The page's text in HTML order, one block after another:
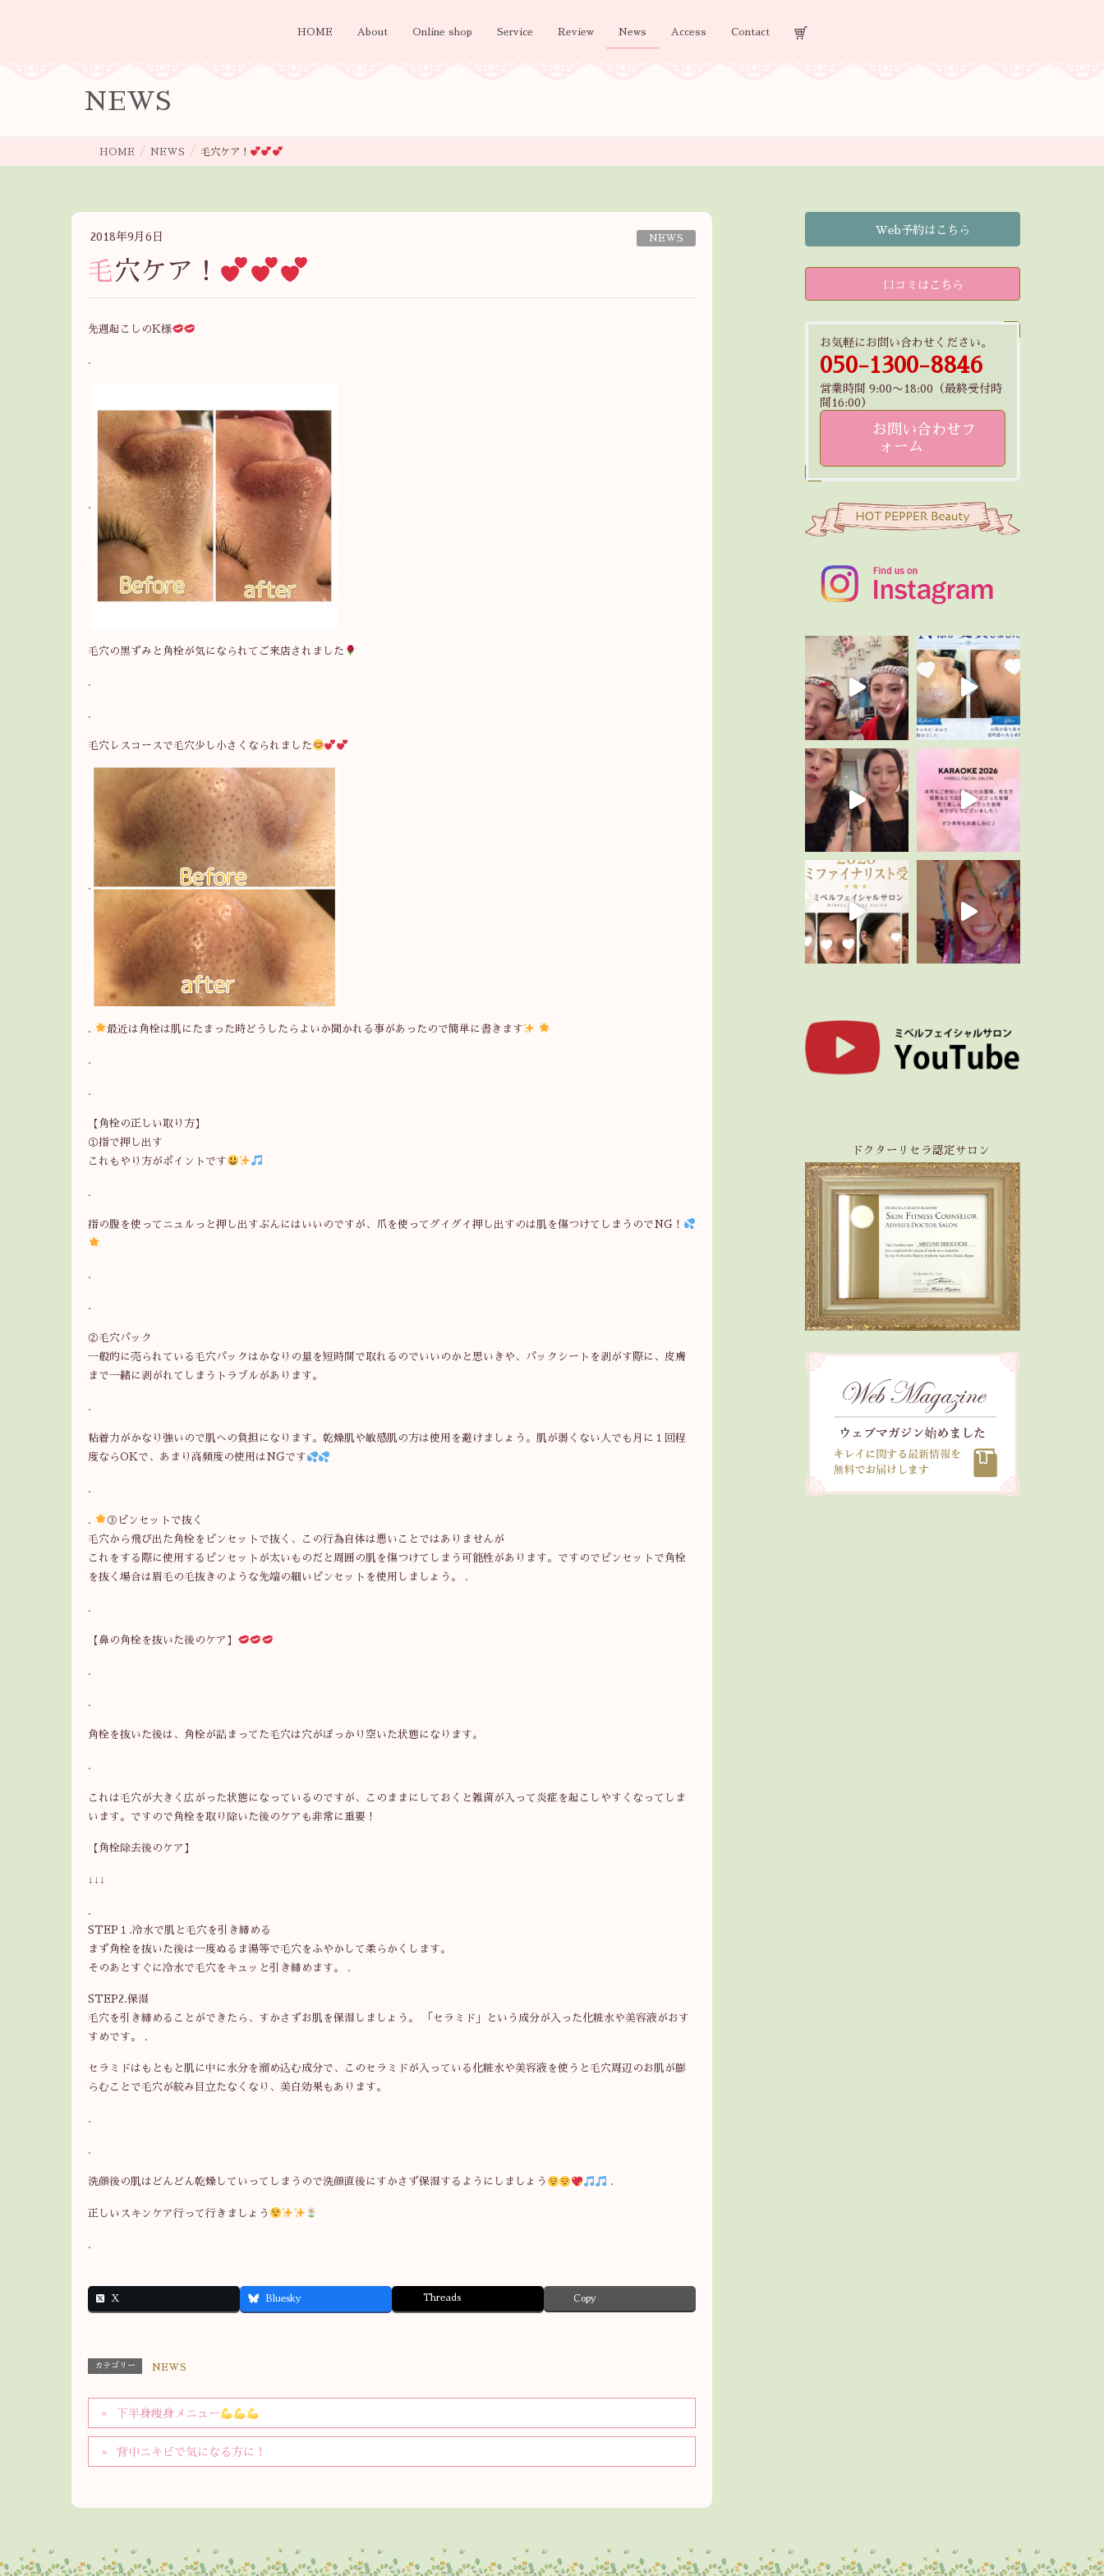
HOME About Online shop Service Review News Access Contact
NEWS
HOME NEWS 毛穴ケア！
2018年9月6日 NEWS
毛穴ケア！
先週起こしのK様
.
.
毛穴の黒ずみと角栓が気になられてご来店されました
.
.
毛穴レスコースで毛穴少し小さくなられました
.
. 最近は角栓は肌にたまった時どうしたらよいか聞かれる事があったので簡単に書きます
.
.
【角栓の正しい取り方】
①指で押し出す
これもやり方がポイントです
.
指の腹を使ってニュルっと押し出すぶんにはいいのですが、爪を使ってグイグイ押し出すのは肌を傷つけてしまうのでNG！
.
.
②毛穴パック
一般的に売られている毛穴パックはかなりの量を短時間で取れるのでいいのかと思いきや、パックシートを剥がす際に、皮膚
まで一緒に剥がれてしまうトラブルがあります。
.
粘着力がかなり強いので肌への負担になります。乾燥肌や敏感肌の方は使用を避けましょう。肌が弱くない人でも月に１回程
度ならOKで、あまり高頻度の使用はNGです
.
.
③ピンセットで抜く
毛穴から飛び出た角栓をピンセットで抜く、この行為自体は悪いことではありませんが
これをする際に使用するピンセットが太いものだと周囲の肌を傷つけてしまう可能性があります。ですのでピンセットで角栓
を抜く場合は眉毛の毛抜きのような先端の細いピンセットを使用しましょう。 .
.
【鼻の角栓を抜いた後のケア】
.
.
角栓を抜いた後は、角栓が詰まってた毛穴は穴がぽっかり空いた状態になります。
.
これは毛穴が大きく広がった状態になっているのですが、このままにしておくと雑菌が入って炎症を起こしやすくなってしま
います。ですので角栓を取り除いた後のケアも非常に重要！
【角栓除去後のケア】
↓↓↓
.
STEP１.冷水で肌と毛穴を引き締める
まず角栓を抜いた後は一度ぬるま湯等で毛穴をふやかして柔らかくします。
そのあとすぐに冷水で毛穴をキュッと引き締めます。 .
STEP2.保湿
毛穴を引き締めることができたら、すかさずお肌を保湿しましょう。 「セラミド」という成分が入った化粧水や美容液がおす
すめです。 .
セラミドはもともと肌に中に水分を溜め込む成分で、このセラミドが入っている化粧水や美容液を使うと毛穴周辺のお肌が膨
らむことで毛穴が絞み目立たなくなり、美白効果もあります。
.
.
洗顔後の肌はどんどん乾燥していってしまうので洗顔直後にすかさず保湿するようにしましょう .
正しいスキンケア行って行きましょう
.
X Bluesky Threads Copy
カテゴリー NEWS
下半身痩身メニュー
背中ニキビで気になる方に！
Web予約はこちら
口コミはこちら
お気軽にお問い合わせください。
050-1300-8846
営業時間 9:00〜18:00（最終受付時
間16:00）
お問い合わせフ
ォーム
ドクターリセラ認定サロン